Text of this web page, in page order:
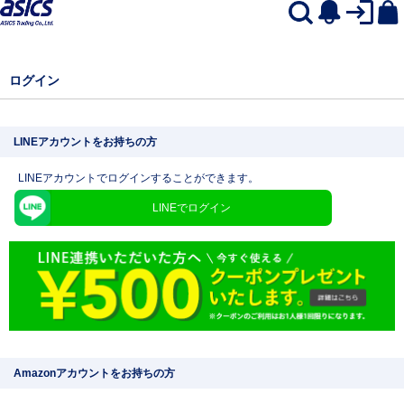
ログイン
LINEアカウントをお持ちの方
LINEアカウントでログインすることができます。
LINEでログイン
Amazonアカウントをお持ちの方